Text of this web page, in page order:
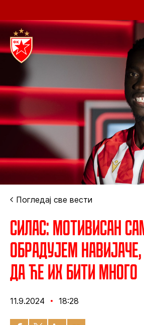
Погледај све вести
Силас: Мотивисан
обрадујем
да ће их бити много
11.9.2024 18:28